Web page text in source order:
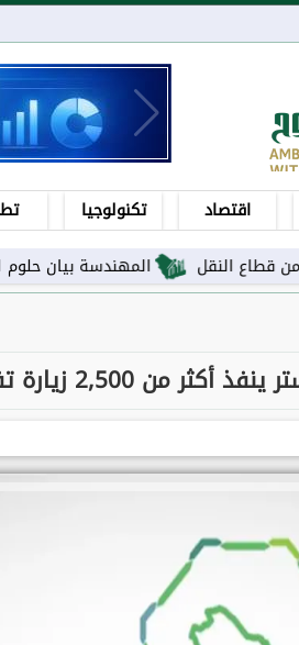
اقتصاد تكنولوجيا
المهندسة بيان حلوم لـ«طموح»:
تفتيشية خلال يناير 2026